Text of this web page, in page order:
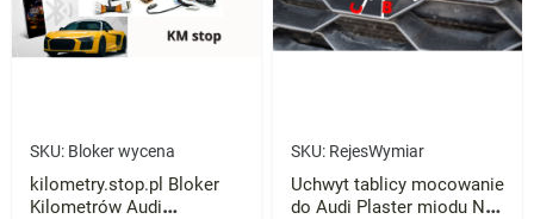
SKU: Bloker wycena
kilometry.stop.pl Bloker
Kilometrów Audi
SKU: RejesWymiar
Uchwyt tablicy mocowanie
do Audi Plaster miodu NA